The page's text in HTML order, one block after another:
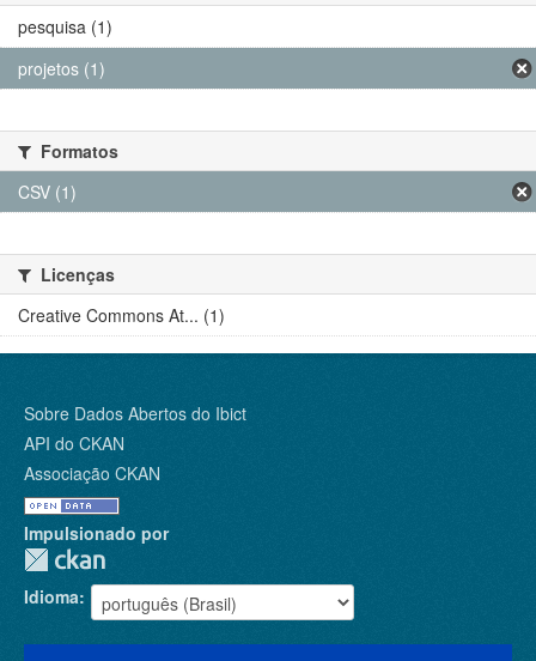
pesquisa (1)
projetos (1)
Formatos
CSV (1)
Licenças
Creative Commons At... (1)
Sobre Dados Abertos do Ibict
API do CKAN
Associação CKAN
Impulsionado por
Idioma